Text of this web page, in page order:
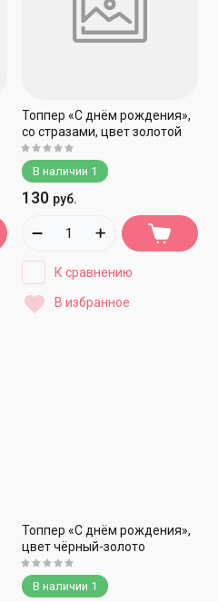
Топпер «С днём рождения»,
со стразами, цвет золотой
В наличии 1
130 руб.
К сравнению
В избранное
Топпер «С днём рождения»,
цвет чёрный-золото
В наличии 1